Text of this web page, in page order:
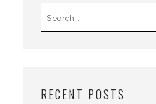
RECENT POSTS